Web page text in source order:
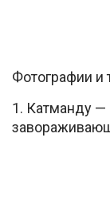
Фотографии и
1. Катманду